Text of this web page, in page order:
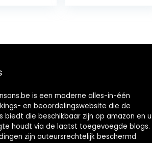
is een moderne alles-in-één
en beoordelingswebsite die de
biedt die beschikbaar zijn op amazon en u
houdt via de laatst toegevoegde blogs.
zijn auteursrechtelijk beschermd